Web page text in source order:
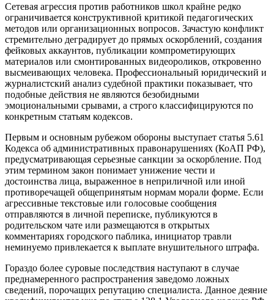
Сетевая агрессия против работников школ крайне редко
ограничивается конструктивной критикой педагогических
методов или организационных вопросов. Зачастую конфликт
стремительно деградирует до прямых оскорблений, создания
фейковых аккаунтов, публикации компрометирующих
материалов или смонтированных видеороликов, откровенно
высмеивающих человека. Профессиональный юридический и
журналистский анализ судебной практики показывает, что
подобные действия не являются безобидными
эмоциональными срывами, а строго классифицируются по
конкретным статьям кодексов.
Первым и основным рубежом обороны выступает статья 5.61
Кодекса об административных правонарушениях (КоАП РФ),
предусматривающая серьезные санкции за оскорбление. Под
этим термином закон понимает унижение чести и
достоинства лица, выраженное в неприличной или иной
противоречащей общепринятым нормам морали форме. Если
агрессивные текстовые или голосовые сообщения
отправляются в личной переписке, публикуются в
родительском чате или размещаются в открытых
комментариях городского паблика, инициатор травли
неминуемо привлекается к выплате внушительного штрафа.
Гораздо более суровые последствия наступают в случае
преднамеренного распространения заведомо ложных
сведений, порочащих репутацию специалиста. Данное деяние